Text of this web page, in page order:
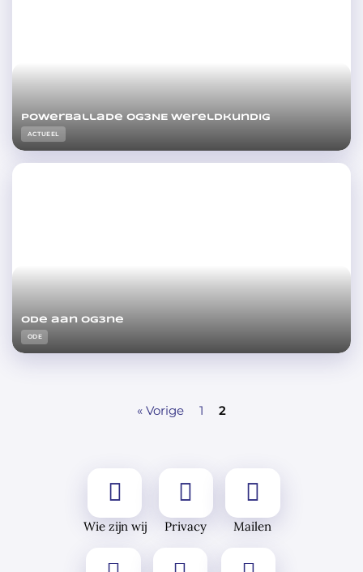
Powerballade OG3NE wereldkundig
ACTUEEL
Ode aan Og3ne
ODE
« Vorige 1 2
Wie zijn wij Privacy Mailen